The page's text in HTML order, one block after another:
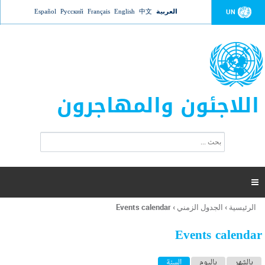
Jump to navigation UN العربية 中文
English
Français
Русский
Español
اللاجئون والمهاجرون
ت
ر
ل
ح
ب

أنت
هنا
الرئيسية › الجدول الزمني ›
Events calendar
Events calendar